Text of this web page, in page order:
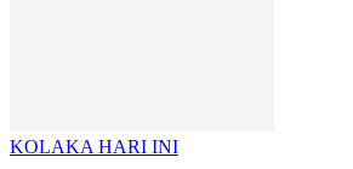
KOLAKA HARI INI